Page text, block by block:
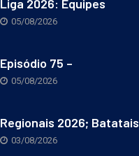
Liga 2026: Equipes
05/08/2026
Episódio 75 –
05/08/2026
Regionais 2026; Batatais
03/08/2026